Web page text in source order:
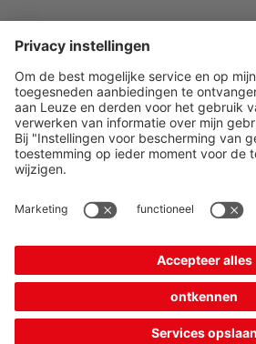
The Sensor People
Quick links
Newsletter
Folgen Sie uns
* Alle Preise exkl. gesetzl.
Mehrwertsteuer zzgl.